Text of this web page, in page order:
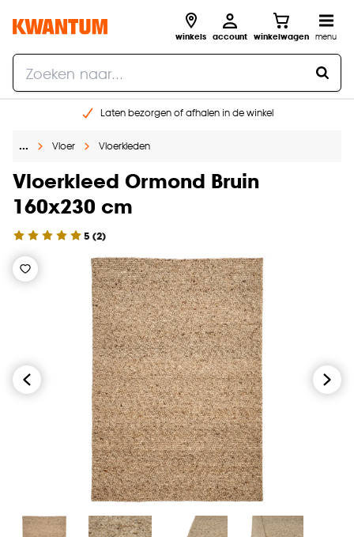
winkels account winkelwagen menu
Laten bezorgen of afhalen in de winkel
Gratis raam advies en inmeten aan huis
… Vloer Vloerkleden
Vloerkleed Ormond Bruin
160x230 cm
5 (2)